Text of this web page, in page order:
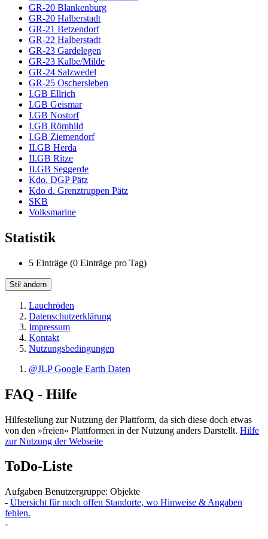
GR-20 Blankenburg
GR-20 Halberstadt
GR-21 Betzendorf
GR-22 Halberstadt
GR-23 Gardelegen
GR-23 Kalbe/Milde
GR-24 Salzwedel
GR-25 Oschersleben
I.GB Ellrich
I.GB Geismar
I.GB Nostorf
I.GB Römhild
I.GB Ziemendorf
II.GB Herda
II.GB Ritze
II.GB Seggerde
Kdo. DGP Pätz
Kdo d. Grenztruppen Pätz
SKB
Volksmarine
Statistik
5 Einträge (0 Einträge pro Tag)
Stil ändern
Lauchröden
Datenschutzerklärung
Impressum
Kontakt
Nutzungsbedingungen
@JLP Google Earth Daten
FAQ - Hilfe
Hilfestellung zur Nutzung der Plattform, da sich diese doch etwas
von den »freien« Plattformen in der Nutzung anders Darstellt. Hilfe
zur Nutzung der Webseite
ToDo-Liste
Aufgaben Benutzergruppe: Objekte
- Übersicht für noch offen Standorte, wo Hinweise & Angaben
fehlen.
-